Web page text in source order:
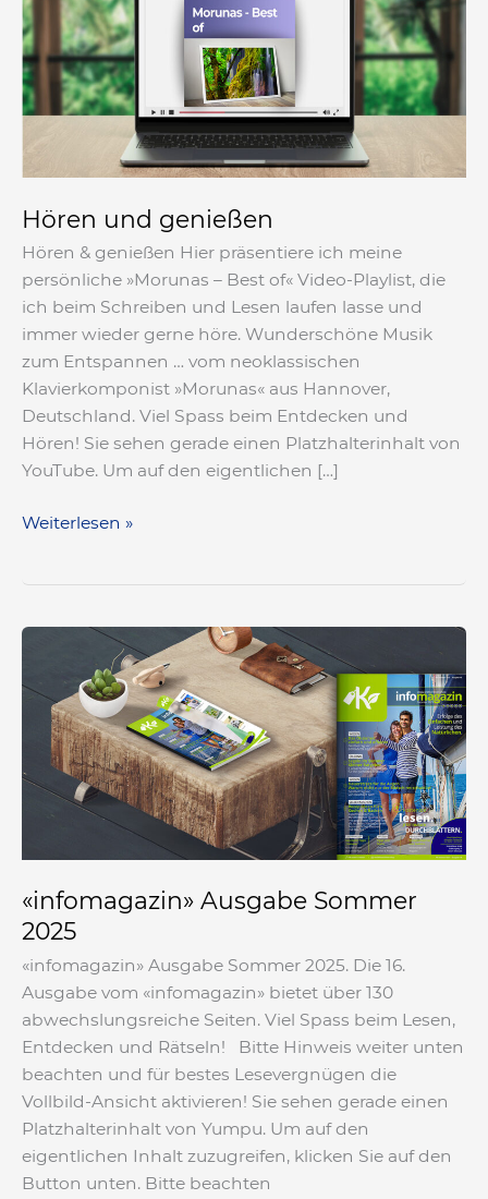
Hören und genießen
Hören & genießen Hier präsentiere ich meine
persönliche »Morunas – Best of« Video-Playlist, die
ich beim Schreiben und Lesen laufen lasse und
immer wieder gerne höre. Wunderschöne Musik
zum Entspannen … vom neoklassischen
Klavierkomponist »Morunas« aus Hannover,
Deutschland. Viel Spass beim Entdecken und
Hören! Sie sehen gerade einen Platzhalterinhalt von
YouTube. Um auf den eigentlichen […]
genießen
Weiterlesen »
«infomagazin» Ausgabe Sommer
2025
«infomagazin» Ausgabe Sommer 2025. Die 16.
Ausgabe vom «infomagazin» bietet über 130
abwechslungsreiche Seiten. Viel Spass beim Lesen,
Entdecken und Rätseln! Bitte Hinweis weiter unten
beachten und für bestes Lesevergnügen die
Vollbild-Ansicht aktivieren! Sie sehen gerade einen
Platzhalterinhalt von Yumpu. Um auf den
eigentlichen Inhalt zuzugreifen, klicken Sie auf den
Button unten. Bitte beachten
«infomagazin»
Ausgabe
Sommer
2025